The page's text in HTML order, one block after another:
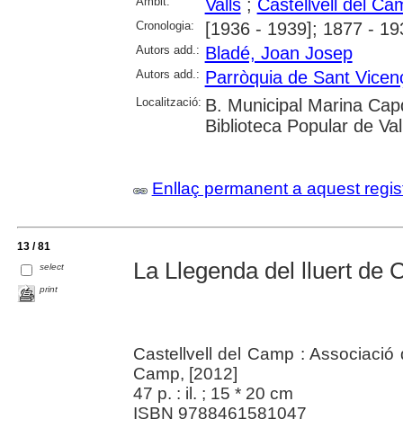
Valls; Castellvell del
Cronologia: [1936 - 1939]; 1877 -
Autors add.: Bladé, Joan Josep
Autors add.: Parròquia de Sant
Localització: B. Municipal Marina
Biblioteca Popular de
Enllaç permanent a aquest
13 / 81
select
print
La Llegenda del lluert de
Castellvell del Camp :
Camp, [2012]
47 p. : il. ; 15 * 20 cm
ISBN 9788461581047